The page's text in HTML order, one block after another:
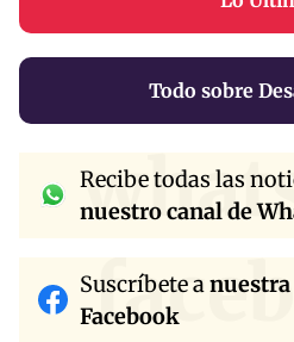
Todo sobre
Recibe todas las
nuestro canal de
Suscríbete a
Facebook